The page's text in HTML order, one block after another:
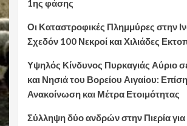
1ης φάσης
Οι Καταστροφικές Πλημμύρες στην
Σχεδόν 100 Νεκροί και Χιλιάδες
Υψηλός Κίνδυνος Πυρκαγιάς Αύριο
και Νησιά του Βορείου Αιγαίου:
Ανακοίνωση και Μέτρα Ετοιμότητας
Σύλληψη δύο ανδρών στην Πιερία για